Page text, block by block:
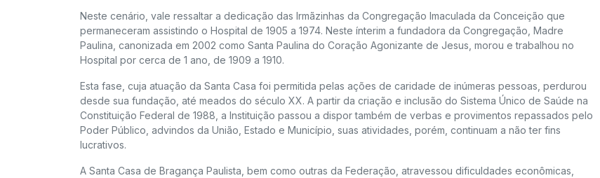
Neste cenário, vale ressaltar a dedicação das Irmãzinhas da Congregação Imaculada da Conceição que
permaneceram assistindo o Hospital de 1905 a 1974. Neste ínterim a fundadora da Congregação, Madre
Paulina, canonizada em 2002 como Santa Paulina do Coração Agonizante de Jesus, morou e trabalhou no
Hospital por cerca de 1 ano, de 1909 a 1910.
Esta fase, cuja atuação da Santa Casa foi permitida pelas ações de caridade de inúmeras pessoas, perdurou
desde sua fundação, até meados do século XX. A partir da criação e inclusão do Sistema Único de Saúde na
Constituição Federal de 1988, a Instituição passou a dispor também de verbas e provimentos repassados pelo
Poder Público, advindos da União, Estado e Município, suas atividades, porém, continuam a não ter fins
lucrativos.
A Santa Casa de Bragança Paulista, bem como outras da Federação, atravessou dificuldades econômicas,